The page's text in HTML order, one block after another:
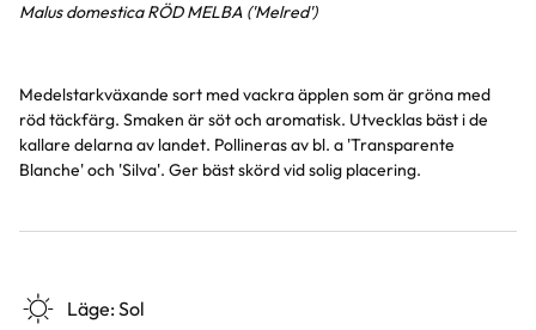
Malus domestica RÖD MELBA ('Melred')
Medelstarkväxande sort med vackra äpplen som är gröna med
röd täckfärg. Smaken är söt och aromatisk. Utvecklas bäst i de
kallare delarna av landet. Pollineras av bl. a 'Transparente
Blanche' och 'Silva'. Ger bäst skörd vid solig placering.
Läge:Sol